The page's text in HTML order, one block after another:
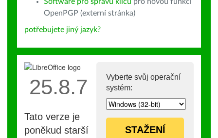
OpenPGP (externí stránka)
potřebujete jiný jazyk?
Vyberte svůj operační
systém:
STAŽENÍ
25.8.7
Tato verze je
poněkud starší